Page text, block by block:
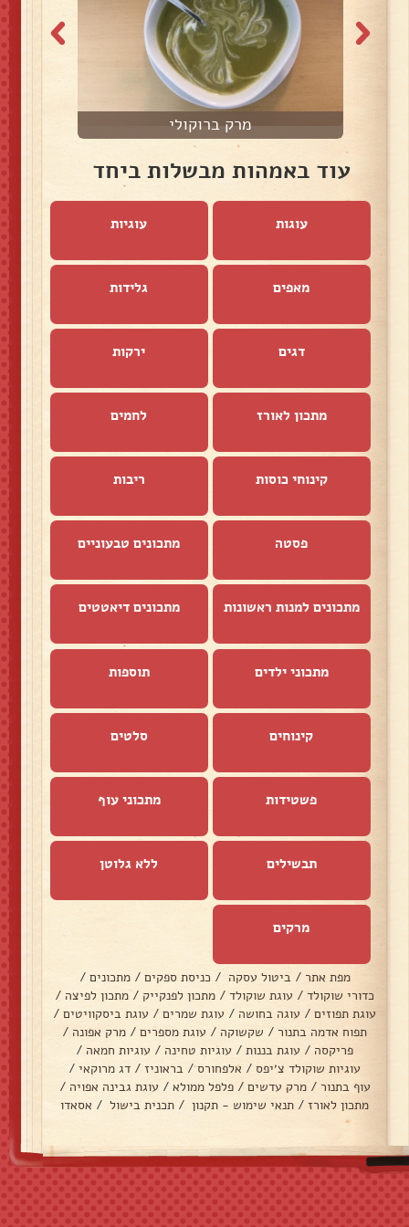
מרק ברוקולי
עוד באמהות מבשלות ביחד
עוגות עוגיות
מאפים גלידות
דגים ירקות
מתכון לאורז לחמים
קינוחי כוסות ריבות
פסטה מתכונים טבעוניים
מתכונים למנות ראשונות מתכונים דיאטטים
מתכוני ילדים תוספות
קינוחים סלטים
פשטידות מתכוני עוף
תבשילים ללא גלוטן
מרקים
מפת אתר / ביטול עסקה / כניסת ספקים / מתכונים /
כדורי שוקולד / עוגת שוקולד / מתכון לפנקייק / מתכון לפיצה /
עוגת תפוזים / עוגה בחושה / עוגת שמרים / עוגת ביסקוויטים /
תפוח אדמה בתנור / שקשוקה / עוגת מספרים / מרק אפונה /
פריקסה / עוגת בננות / עוגיות טחינה / עוגיות חמאה /
עוגיות שוקולד צ׳יפס / אלפחורס/ בראוניז / דג מרוקאי /
עוף בתנור / מרק עדשים / פלפל ממולא / עוגת גבינה אפויה /
מתכון לאורז / תנאי שימוש - תקנון / תכנית בישול / אסאדו